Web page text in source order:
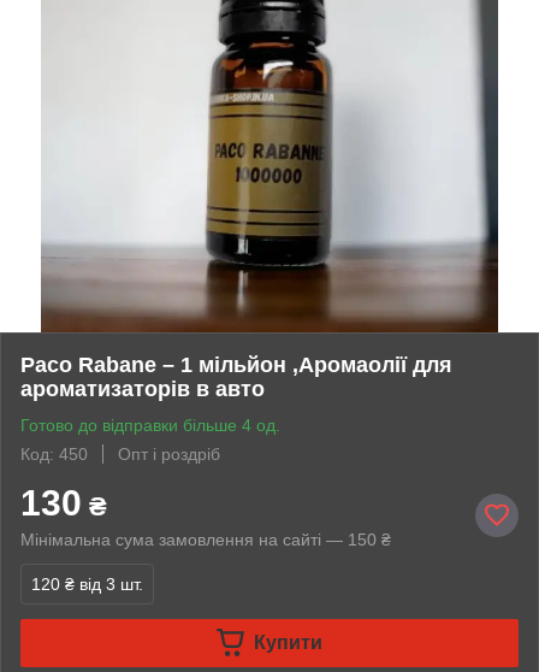
Paco Rabane – 1 мільйон ,Аромаолії для
ароматизаторів в авто
Готово до відправки більше 4 од.
Код: 450
Опт і роздріб
130 ₴
Мінімальна сума замовлення на сайті — 150 ₴
120 ₴ від 3 шт.
Купити